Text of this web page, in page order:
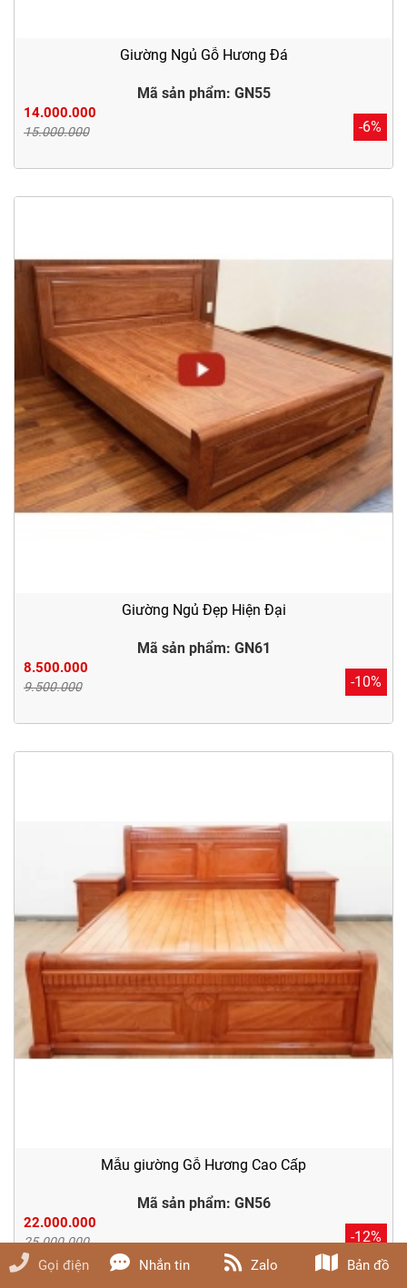
Giường Ngủ Gỗ Hương Đá
Mã sản phẩm: GN55
14.000.000
15.000.000 -6%
Giường Ngủ Đẹp Hiện Đại
Mã sản phẩm: GN61
8.500.000
9.500.000 -10%
Mẫu giường Gỗ Hương Cao Cấp
Mã sản phẩm: GN56
22.000.000
25.000.000 -12%
Gọi điện Nhắn tin Zalo Bản đồ